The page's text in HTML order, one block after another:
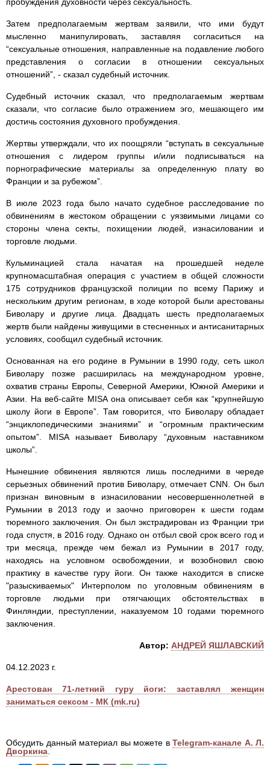
Затем предполагаемым жертвам заявили, что ими будут
мысленно манипулировать, заставляя согласиться на
“сексуальные отношения, направленные на подавление любого
представления о согласии в отношении сексуальных
отношений”, - сказал судебный источник.
Судебный источник сказал, что предполагаемым жертвам
сказали, что согласие было отражением эго, мешающего им
достичь состояния духовного пробуждения.
Жертвы утверждали, что их поощряли “вступать в сексуальные
отношения с лидером группы и/или подписываться на
порнографические материалы за определенную плату во
Франции и за рубежом”.
В июле 2023 года было начато судебное расследование по
обвинениям в жестоком обращении с уязвимыми лицами со
стороны члена секты, похищении людей, изнасиловании и
торговле людьми.
Кульминацией стала начатая на прошедшей неделе
крупномасштабная операция с участием в общей сложности
175 сотрудников французской полиции по всему Парижу и
нескольким другим регионам, в ходе которой были арестованы
Биволару и другие лица. Двадцать шесть предполагаемых
жертв были найдены живущими в стесненных и антисанитарных
условиях, сообщил судебный источник.
Основанная на его родине в Румынии в 1990 году, сеть школ
Биволару позже расширилась на международном уровне,
охватив страны Европы, Северной Америки, Южной Америки и
Азии. На веб-сайте MISA она описывает себя как “крупнейшую
школу йоги в Европе”. Там говорится, что Биволару обладает
“энциклопедическими знаниями” и “огромным практическим
опытом”. MISA называет Биволару “духовным наставником
школы”.
Нынешние обвинения являются лишь последними в череде
серьезных обвинений против Биволару, отмечает CNN. Он был
признан виновным в изнасиловании несовершеннолетней в
Румынии в 2013 году и заочно приговорен к шести годам
тюремного заключения. Он был экстрадирован из Франции три
года спустя, в 2016 году. Однако он отбыл свой срок всего год и
три месяца, прежде чем бежал из Румынии в 2017 году,
находясь на условном освобождении, и возобновил свою
практику в качестве гуру йоги. Он также находится в списке
"разыскиваемых" Интерполом по уголовным обвинениям в
торговле людьми при отягчающих обстоятельствах в
Финляндии, преступлении, наказуемом 10 годами тюремного
заключения.
Автор: АНДРЕЙ ЯШЛАВСКИЙ
04.12.2023 г.
Арестован 71-летний гуру йоги: заставлял женщин
заниматься сексом - МК (mk.ru)
Обсудить данный материал вы можете в Telegram-канале А. Л.
Дворкина